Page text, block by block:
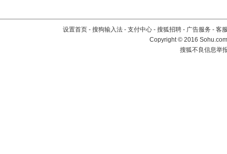
设置首页 - 搜狗输入法 - 支付中心 - 搜狐招聘 - 广告服务 - 客
Copyright©2016
搜狐不良信息举